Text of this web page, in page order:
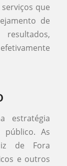
que
de
estratégia
As
de Fora
e outros